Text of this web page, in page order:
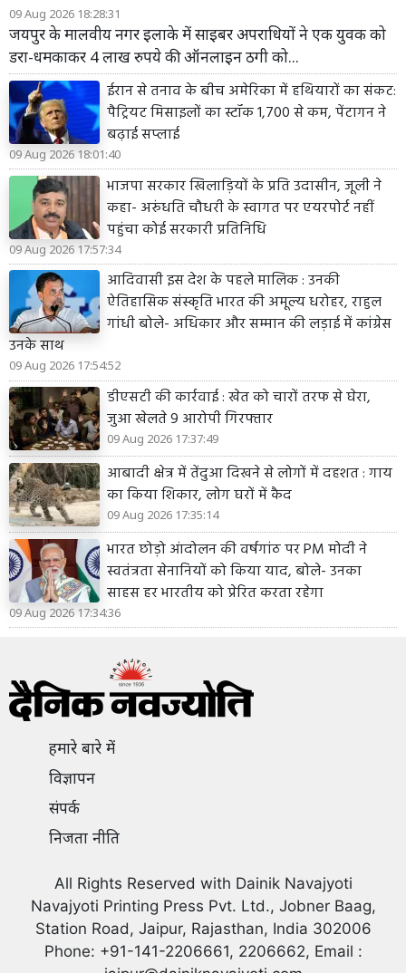
09 Aug 2026 18:28:31
जयपुर के मालवीय नगर इलाके में साइबर अपराधियों ने एक युवक को
डरा-धमकाकर 4 लाख रुपये की ऑनलाइन ठगी को...
ईरान से तनाव के बीच अमेरिका में हथियारों का संकट:
पैट्रियट मिसाइलों का स्टॉक 1,700 से कम, पेंटागन ने
बढ़ाई सप्लाई
09 Aug 2026 18:01:40
भाजपा सरकार खिलाड़ियों के प्रति उदासीन, जूली ने
कहा- अरुंधति चौधरी के स्वागत पर एयरपोर्ट नहीं
पहुंचा कोई सरकारी प्रतिनिधि
09 Aug 2026 17:57:34
आदिवासी इस देश के पहले मालिक : उनकी
ऐतिहासिक संस्कृति भारत की अमूल्य धरोहर, राहुल
गांधी बोले- अधिकार और सम्मान की लड़ाई में कांग्रेस
उनके साथ
09 Aug 2026 17:54:52
डीएसटी की कार्रवाई : खेत को चारों तरफ से घेरा,
जुआ खेलते 9 आरोपी गिरफ्तार
09 Aug 2026 17:37:49
आबादी क्षेत्र में तेंदुआ दिखने से लोगों में दहशत : गाय
का किया शिकार, लोग घरों में कैद
09 Aug 2026 17:35:14
भारत छोड़ो आंदोलन की वर्षगांठ पर PM मोदी ने
स्वतंत्रता सेनानियों को किया याद, बोले- उनका
साहस हर भारतीय को प्रेरित करता रहेगा
09 Aug 2026 17:34:36
हमारे बारे में
विज्ञापन
संपर्क
निजता नीति
All Rights Reserved with Dainik Navajyoti
Navajyoti Printing Press Pvt. Ltd., Jobner Baag,
Station Road, Jaipur, Rajasthan, India 302006
Phone: +91-141-2206661, 2206662, Email :